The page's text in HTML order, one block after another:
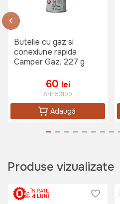
Butelie cu gaz si
conexiune rapida
Camper Gaz. 227 g
60 lei
Art: 53199
Adaugă
Produse vizualizate